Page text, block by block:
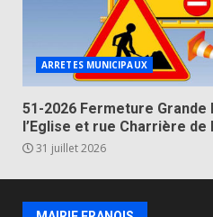
ARRETES MUNICIPAUX
51-2026 Fermeture Grande
l’Eglise et rue Charrière
31 juillet 2026